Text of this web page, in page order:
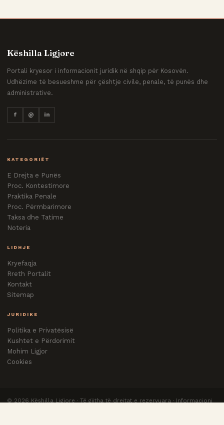
Këshilla Ligjore
Portali kryesor i informacionit juridik në shqip për Kosovën.
Udhëzime të besueshme për çështje civile, penale, të punës dhe
administrative.
f @ in
KATEGORIËT
E Drejta e Punës
Proc. Kontestimore
Praktika Penale
Proc. Përmbarimore
Taksa dhe Tatime
Noteria
LIDHJE
Kryefaqja
Rreth Portalit
Kontakt
Sitemap
JURIDIKE
Politika e Privatësisë
Kushtet e Përdorimit
Mohim Ligjor
Cookies
© 2026 Këshilla Ligjore · Të gjitha të drejtat e rezervuara · Informacioni